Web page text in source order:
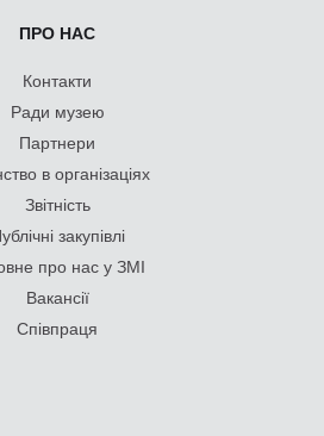
ПРО НАС
Контакти
Ради музею
Партнери
в організаціях
Звітність
закупівлі
про нас у ЗМІ
Вакансії
Співпраця